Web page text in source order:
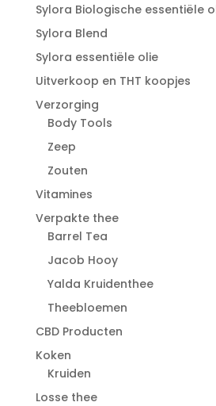
Sylora Biologische essentiële
Sylora Blend
Sylora essentiële olie
Uitverkoop en THT koopjes
Verzorging
Body Tools
Zeep
Zouten
Vitamines
Verpakte thee
Barrel Tea
Jacob Hooy
Yalda Kruidenthee
Theebloemen
CBD Producten
Koken
Kruiden
Losse thee